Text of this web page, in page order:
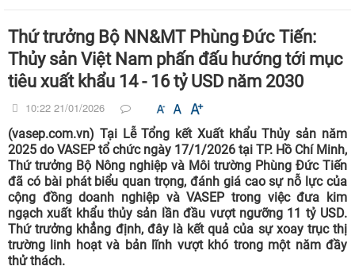
Thứ trưởng Bộ NN&MT Phùng Đức Tiến:
Thủy sản Việt Nam phấn đấu hướng tới mục
tiêu xuất khẩu 14 - 16 tỷ USD năm 2030
10:22 21/01/2026
(vasep.com.vn) Tại Lễ Tổng kết Xuất khẩu Thủy sản năm
2025 do VASEP tổ chức ngày 17/1/2026 tại TP. Hồ Chí Minh,
Thứ trưởng Bộ Nông nghiệp và Môi trường Phùng Đức Tiến
đã có bài phát biểu quan trọng, đánh giá cao sự nỗ lực của
cộng đồng doanh nghiệp và VASEP trong việc đưa kim
ngạch xuất khẩu thủy sản lần đầu vượt ngưỡng 11 tỷ USD.
Thứ trưởng khẳng định, đây là kết quả của sự xoay trục thị
trường linh hoạt và bản lĩnh vượt khó trong một năm đầy
thử thách.